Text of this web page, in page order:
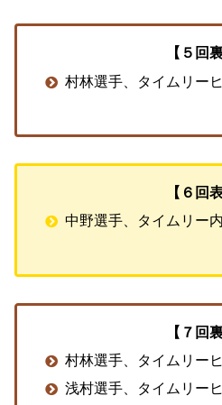
【５回裏
村林選手、タイムリー
【６回表
中野選手、タイムリー
【７回裏
村林選手、タイムリー
浅村選手、タイムリー